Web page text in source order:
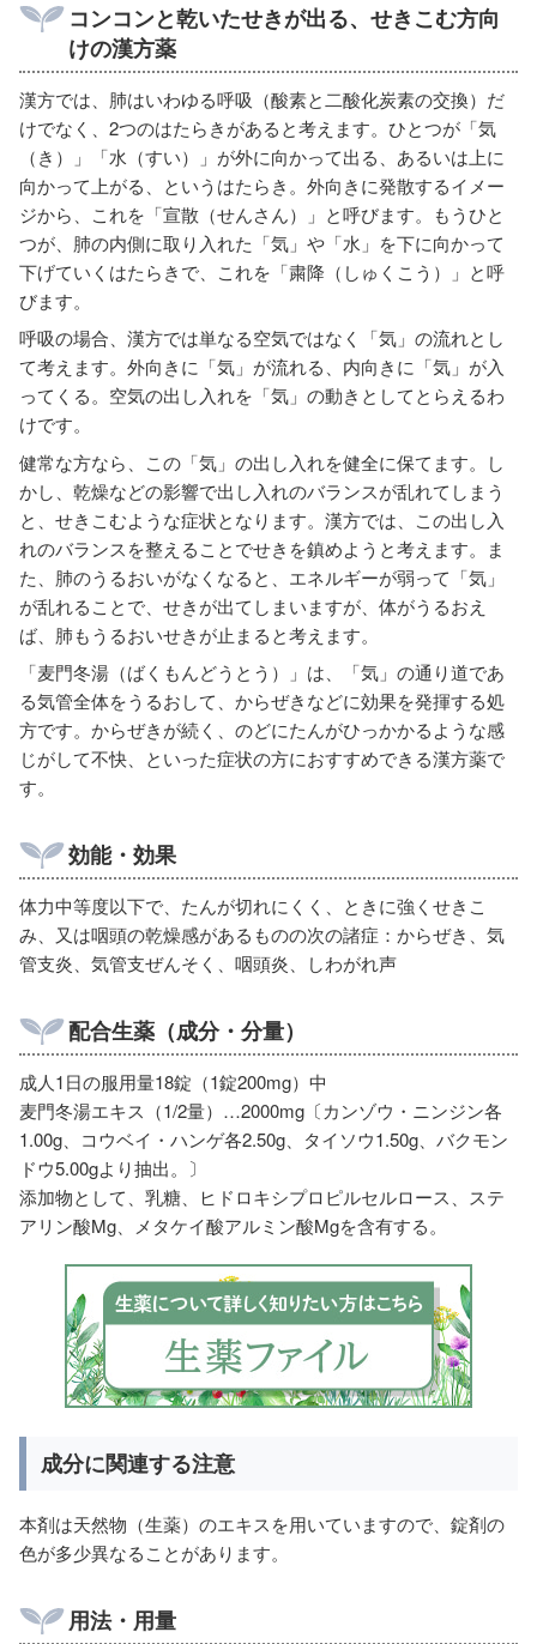
コンコンと乾いたせきが出る、せきこむ方向
けの漢方薬
漢方では、肺はいわゆる呼吸（酸素と二酸化炭素の交換）だ
けでなく、2つのはたらきがあると考えます。ひとつが「気
（き）」「水（すい）」が外に向かって出る、あるいは上に
向かって上がる、というはたらき。外向きに発散するイメー
ジから、これを「宣散（せんさん）」と呼びます。もうひと
つが、肺の内側に取り入れた「気」や「水」を下に向かって
下げていくはたらきで、これを「粛降（しゅくこう）」と呼
びます。
呼吸の場合、漢方では単なる空気ではなく「気」の流れとし
て考えます。外向きに「気」が流れる、内向きに「気」が入
ってくる。空気の出し入れを「気」の動きとしてとらえるわ
けです。
健常な方なら、この「気」の出し入れを健全に保てます。し
かし、乾燥などの影響で出し入れのバランスが乱れてしまう
と、せきこむような症状となります。漢方では、この出し入
れのバランスを整えることでせきを鎮めようと考えます。ま
た、肺のうるおいがなくなると、エネルギーが弱って「気」
が乱れることで、せきが出てしまいますが、体がうるおえ
ば、肺もうるおいせきが止まると考えます。
「麦門冬湯（ばくもんどうとう）」は、「気」の通り道であ
る気管全体をうるおして、からぜきなどに効果を発揮する処
方です。からぜきが続く、のどにたんがひっかかるような感
じがして不快、といった症状の方におすすめできる漢方薬で
す。
効能・効果
体力中等度以下で、たんが切れにくく、ときに強くせきこ
み、又は咽頭の乾燥感があるものの次の諸症：からぜき、気
管支炎、気管支ぜんそく、咽頭炎、しわがれ声
配合生薬（成分・分量）
成人1日の服用量18錠（1錠200mg）中
麦門冬湯エキス（1/2量）…2000mg〔カンゾウ・ニンジン各
1.00g、コウベイ・ハンゲ各2.50g、タイソウ1.50g、バクモン
ドウ5.00gより抽出。〕
添加物として、乳糖、ヒドロキシプロピルセルロース、ステ
アリン酸Mg、メタケイ酸アルミン酸Mgを含有する。
成分に関連する注意
本剤は天然物（生薬）のエキスを用いていますので、錠剤の
色が多少異なることがあります。
用法・用量